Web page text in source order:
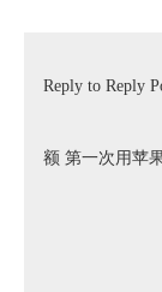
Reply to Reply
额 第一次用苹果